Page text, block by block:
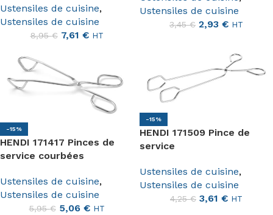
Ustensiles de cuisine,
Ustensiles de cuisine
8,95€ 7,61 € HT
Ustensiles de cuisine
3,45€ 2,93 € HT
-15%
HENDI 171417 Pinces de
service courbées
Ustensiles de cuisine,
Ustensiles de cuisine
5,95€ 5,06 € HT
-15%
HENDI 171509 Pince de
service
Ustensiles de cuisine,
Ustensiles de cuisine
4,25€ 3,61 € HT